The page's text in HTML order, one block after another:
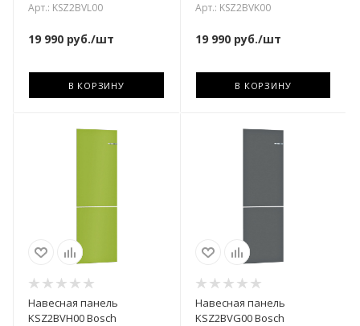
Арт.: KSZ2BVL00
19 990 руб./шт
В КОРЗИНУ
Арт.: KSZ2BVK00
19 990руб./шт
В КОРЗИНУ
Навесная панель
KSZ2BVH00 Bosch
Навесная панель
KSZ2BVG00 Bosch